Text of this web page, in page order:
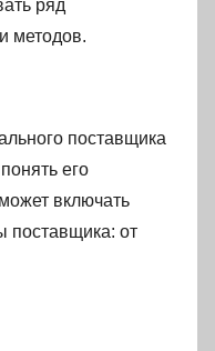
ряд
методов.
поставщика
его
включать
поставщика: от